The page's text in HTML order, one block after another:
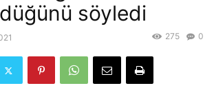
söyledi
0
275